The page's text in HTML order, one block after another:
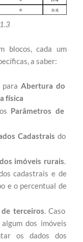
blocos, cada um
a saber:
para Abertura do
física
Parâmetros de
Cadastrais do
imóveis rurais.
cadastrais e de
e o percentual de
terceiros. Caso
dos imóveis
os dados dos